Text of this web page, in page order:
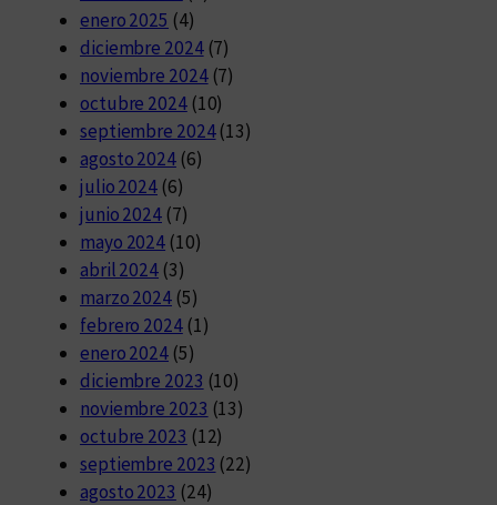
enero 2025 (4)
diciembre 2024(7)
noviembre 2024(7)
octubre 2024(10)
septiembre 2024(13)
agosto 2024(6)
julio 2024 (6)
junio 2024 (7)
mayo 2024 (10)
abril 2024 (3)
marzo 2024 (5)
febrero 2024(1)
enero 2024 (5)
diciembre 2023 (10)
noviembre 2023 (13)
octubre 2023 (12)
septiembre 2023 (22)
agosto 2023 (24)